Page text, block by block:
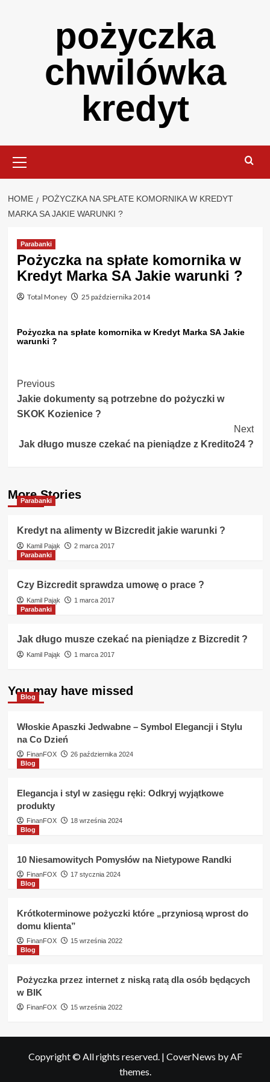
pożyczka
chwilówka
kredyt
Menu
HOME
POŻYCZKA NA SPŁATE KOMORNIKA W KREDYT
MARKA SA JAKIE WARUNKI ?
Parabanki
Pożyczka na spłate komornika w
Kredyt Marka SA Jakie warunki ?
Total Money 25 października 2014
Pożyczka na spłate komornika w Kredyt Marka SA Jakie
warunki ?
Post
Navigation
Previous
Jakie dokumenty są potrzebne do pożyczki w
SKOK Kozienice ?
Next
Jak długo musze czekać na pieniądze z Kredito24 ?
More Stories
Parabanki
Kredyt na alimenty w Bizcredit jakie warunki ?
Kamil Pająk
2 marca 2017
Parabanki
Czy Bizcredit sprawdza umowę o prace ?
Kamil Pająk
1 marca 2017
Parabanki
Jak długo musze czekać na pieniądze z Bizcredit ?
Kamil Pająk 1 marca 2017
You may have missed
Blog
Włoskie Apaszki Jedwabne – Symbol Elegancji i Stylu
na Co Dzień
FinanFOX
26 października 2024
Blog
Elegancja i styl w zasięgu ręki: Odkryj wyjątkowe
produkty
FinanFOX
18 września 2024
Blog
10 Niesamowitych Pomysłów na Nietypowe Randki
FinanFOX
17 stycznia 2024
Blog
Krótkoterminowe pożyczki które „przyniosą wprost do
domu klienta”
FinanFOX
15 września 2022
Blog
Pożyczka przez internet z niską ratą dla osób będących
w BIK
FinanFOX 15 września 2022
Copyright © All rights reserved. | CoverNews by AF
themes.